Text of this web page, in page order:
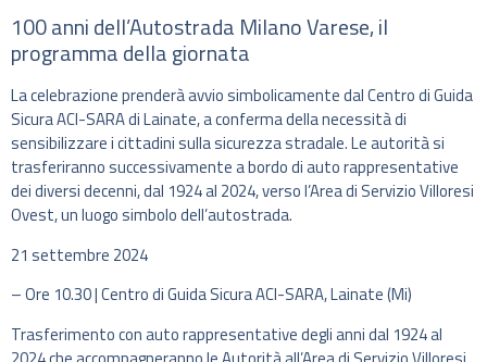
100 anni dell’Autostrada Milano Varese, il
programma della giornata
La celebrazione prenderà avvio simbolicamente dal Centro di Guida
Sicura ACI-SARA di Lainate, a conferma della necessità di
sensibilizzare i cittadini sulla sicurezza stradale. Le autorità si
trasferiranno successivamente a bordo di auto rappresentative
dei diversi decenni, dal 1924 al 2024, verso l’Area di Servizio Villoresi
Ovest, un luogo simbolo dell’autostrada.
21 settembre 2024
– Ore 10.30 | Centro di Guida Sicura ACI-SARA, Lainate (Mi)
Trasferimento con auto rappresentative degli anni dal 1924 al